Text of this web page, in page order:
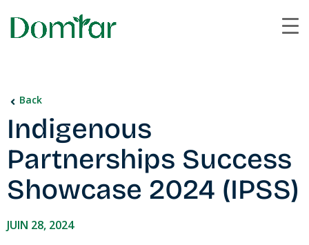
Back
Indigenous
Partnerships Success
Showcase 2024 (IPSS)
JUIN 28, 2024